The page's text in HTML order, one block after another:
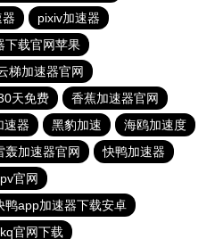
pixiv加速器
下载官网苹果
梯加速器官网
天免费
香蕉加速器官网
速器 黑豹加速
海鸥加速度
轰加速器官网
快鸭加速器
官网
鸭app加速器下载安卓
官网下载